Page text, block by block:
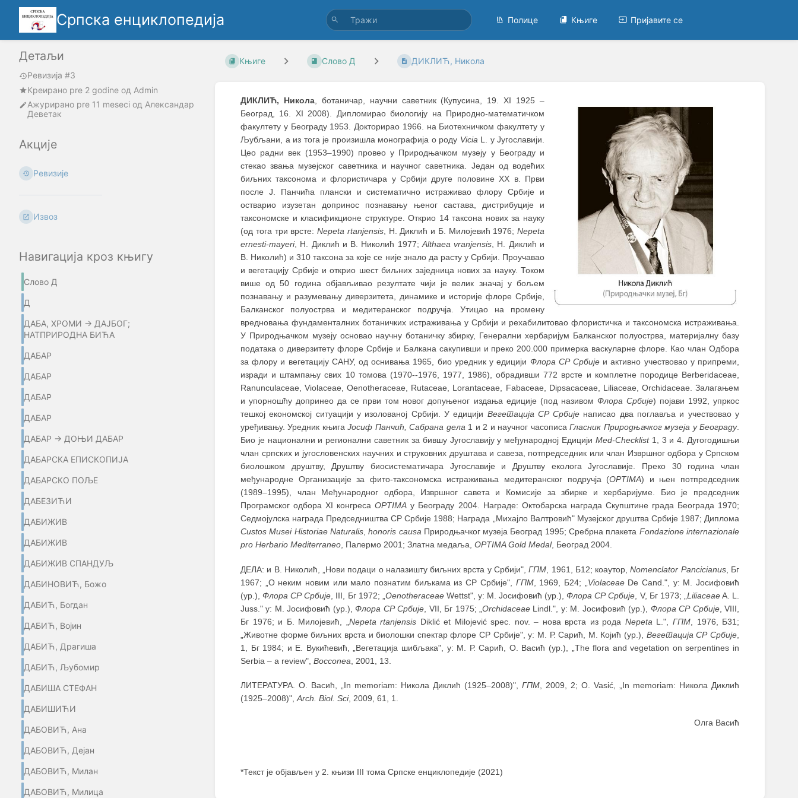
Српска енциклопедија Полице Књиге Пријавите се
Детаљи
Ревизија #3
Креирано pre 2 godine oд Admin
Ажурирано pre 11 meseci од Александар
Деветак
Акције
Ревизије
Извоз
Навигација кроз књигу
Слово Д
Д
ДАБА, ХРОМИ → ДАЈБОГ;
НАТПРИРОДНА БИЋА
ДАБАР
ДАБАР
ДАБАР
ДАБАР
ДАБАР → ДОЊИ ДАБАР
ДАБАРСКА ЕПИСКОПИЈА
ДАБАРСКО ПОЉЕ
ДАБЕЗИЋИ
ДАБИЖИВ
ДАБИЖИВ
ДАБИЖИВ СПАНДУЉ
ДАБИНОВИЋ, Божо
ДАБИЋ, Богдан
ДАБИЋ, Војин
ДАБИЋ, Драгиша
ДАБИЋ, Љубомир
ДАБИША СТЕФАН
ДАБИШИЋИ
ДАБОВИЋ, Ана
ДАБОВИЋ, Дејан
ДАБОВИЋ, Милан
ДАБОВИЋ, Милица
Књиге Слово Д ДИКЛИЋ, Никола
ДИКЛИЋ, Никола, ботаничар, научни саветник (Купусина, 19. XI 1925–
Београд, 16. XI 2008). Дипломирао биологију на Природно-математичком
факултету у Београду 1953. Докторирао 1966. на Биотехничком факултету у
Љубљани, а из тога је произишла монографија о роду ViciaL. у Југославији.
Цео радни век (1953–1990) провео у Природњачком музеју у Београду и
стекао звања музејског саветника и научног саветника. Један од водећих
биљних таксонома и флористичара у Србији друге половине XX в. Први
после Ј. Панчића плански и систематично истраживао флору Србије и
остварио изузетан допринос познавању њеног састава, дистрибуције и
таксономске и класификционе структуре. Открио 14 таксона нових за науку
(од тога три врсте: Nepeta rtanjensis, Н. Диклић и Б. Милојевић 1976; Nepeta
ernesti-mayeri, Н. Диклић и В. Николић 1977;Althaea vranjensis, Н. Диклић и
В. Николић) и 310 таксона за које се није знало да расту у Србији. Проучавао
и вегетацију Србије и открио шест биљних заједница нових за науку. Током
више од 50 година објављивао резултате чији је велик значај у бољем
познавању и разумевању диверзитета, динамике и историје флоре Србије,
Балканског полуострва и медитеранског подручја. Утицао на промену
вредновања фундаменталних ботаничких истраживања у Србији и рехабилитовао флористичка и таксономска истраживања.
У Природњачком музеју основао научну ботаничку збирку, Генерални хербаријум Балканског полуострва, материјалну базу
података о диверзитету флоре Србије и Балкана сакупивши и преко 200.000 примерка васкуларне флоре. Као члан Одбора
за флору и вегетацију САНУ, од оснивања 1965, био уредник у едицији Флора СР Србијеи активно учествовао у припреми,
изради и штампању свих 10 томова (1970--1976, 1977, 1986), обрадивши 772 врсте и комплетне породице Berberidaceae,
Ranunculaceae, Violaceae, Oenotheraceae, Rutaceae, Lorantaceae, Fabaceae, Dipsacaceae, Liliaceae, Orchidaceae. Залагањем
и упорношћу допринео да се први том новог допуњеног издања едиције (под називом Флора Србије) појави 1992, упркос
тешкој економској ситуацији у изолованој Србији. У едицији Вегетација СР Србије написао два поглавља и учествовао у
уређивању. Уредник књигаЈосиф Панчић, Сабрана дела1 и 2 и научног часописаГласник Природњачког музеја у Београду.
Био је национални и регионални саветник за бившу Југославију у међународној Едицији Med-Checklist1, 3 и 4. Дугогодишњи
члан српских и југословенских научних и струковних друштава и савеза, потпредседник или члан Извршног одбора у Српском
биолошком друштву, Друштву биосистематичара Југославије и Друштву еколога Југославије. Преко 30 година члан
међународне Организације за фито-таксономска истраживања медитеранског подручја (OPTIMA) и њен потпредседник
(1989–1995), члан Међународног одбора, Извршног савета и Комисије за збирке и хербаријуме. Био је председник
Програмског одбора XI конгресаOPTIMA у Београду 2004. Награде: Октобарска награда Скупштине града Београда 1970;
Седмојулска награда Председништва СР Србије 1988; Награда „Михајло Валтровић" Музејског друштва Србије 1987; Диплома
Custos Musei Historiae Naturalis,honoris causaПриродњачког музеја Београд 1995; Сребрна плакета Fondazione internazionale
pro Herbario Mediterraneo, Палермо 2001; Златна медаља, OPTIMA Gold Medal, Београд 2004.
ДЕЛА: и В. Николић, „Нови подаци о налазишту биљних врста у Србији",ГПМ , 1961, Б12; коаутор,Nomenclator Pancicianus, Бг
1967; „О неким новим или мало познатим биљкама из СР Србије", ГПМ, 1969, Б24; „ ViolaceaeDe Cand.", у: М. Јосифовић
(ур.),Флора СР Србије , III, Бг 1972; „ OenotheraceaeWettst", у: М. Јосифовић (ур.),Флора СР Србије , V, Бг 1973; „ LiliaceaeA. L.
Juss." у: М. Јосифовић (ур.),Флора СР Србије , VII, Бг 1975; „ OrchidaceaeLindl.", у: М. Јосифовић (ур.), Флора СР Србије, VIII,
Бг 1976; и Б. Милојевић, „ Nepeta rtanjensis Diklić et Milojević spec. nov.– нова врста из рода Nepeta L.", ГПМ , 1976, Б31;
„Животне форме биљних врста и биолошки спектар флоре СР Србије", у: М. Р. Сарић, М. Којић (ур.), Вегетација СР Србије
1, Бг 1984; и Е. Вукићевић, „Вегетација шибљака", у: М. Р. Сарић, О. Васић (ур.), „The flora and vegetation on serpentines in
Serbia – a review", Bocconea , 2001, 13.
ЛИТЕРАТУРА. О. Васић, „In memoriam: Никола Диклић (1925–2008)", ГПМ , 2009, 2; O. Vasić, „In memoriam: Никола Диклић
(1925–2008)", Arch. Biol. Sci, 2009, 61, 1.
Олга Васић
*Текст је објављен у 2. књизи III тома Српске енциклопедије (2021)